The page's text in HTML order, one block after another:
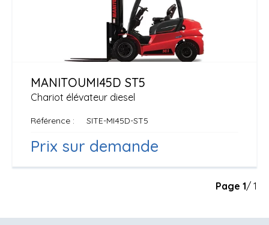
Chariot élévateur diesel
MANITOUMI45D ST5
Référence SITE-MI45D-ST5
Prix sur demande
Page 1/ 1